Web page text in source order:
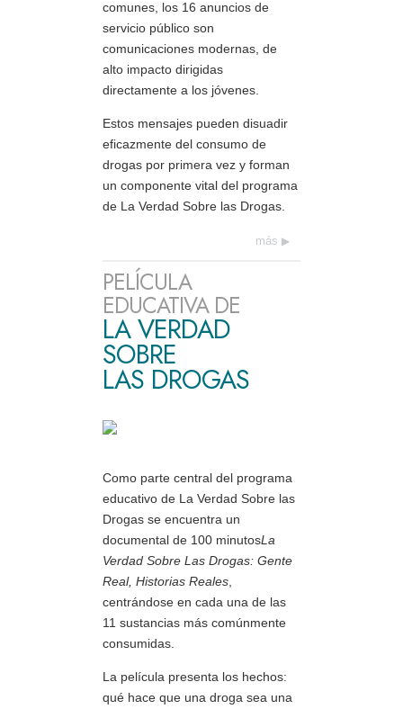
comunes, los 16 anuncios de
servicio público son
comunicaciones modernas, de
alto impacto dirigidas
directamente a los jóvenes.
Estos mensajes pueden disuadir
eficazmente del consumo de
drogas por primera vez y forman
un componente vital del programa
de La Verdad Sobre las Drogas.
más
PELÍCULA
EDUCATIVA DE
LA VERDAD
SOBRE
LAS DROGAS
Como parte central del programa
educativo de La Verdad Sobre las
Drogas se encuentra un
documental de 100 minutosLa
Verdad Sobre Las Drogas: Gente
Real, Historias Reales
centrándose en cada una de las
11 sustancias más comúnmente
consumidas.
La película presenta los hechos:
qué hace que una droga sea una